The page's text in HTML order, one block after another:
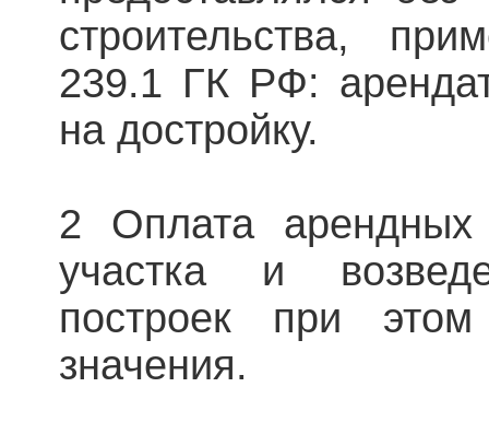
строительства,
239.1 ГК РФ:
на достройку.
2 Оплата арендных
участка и
построек при
значения.